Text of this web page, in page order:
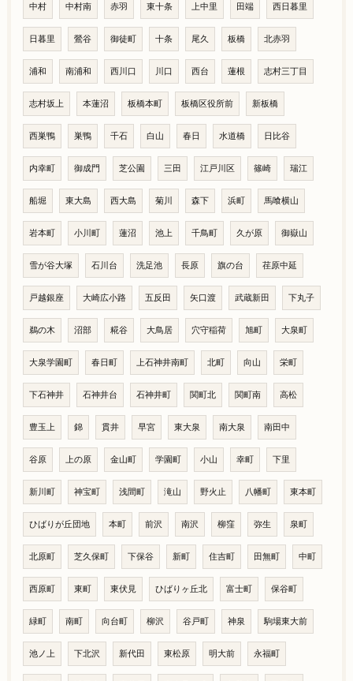
中村 中村南 赤羽 東十条 上中里 田端 西日暮里
日暮里 鶯谷 御徒町 十条 尾久 板橋 北赤羽
浦和 南浦和 西川口 川口 西台 蓮根 志村三丁目
志村坂上 本蓮沼 板橋本町 板橋区役所前 新板橋
西巣鴨 巣鴨 千石 白山 春日 水道橋 日比谷
内幸町 御成門 芝公園 三田 江戸川区 篠崎 瑞江
船堀 東大島 西大島 菊川 森下 浜町 馬喰横山
岩本町 小川町 蓮沼 池上 千鳥町 久が原 御嶽山
雪が谷大塚 石川台 洗足池 長原 旗の台 荏原中延
戸越銀座 大崎広小路 五反田 矢口渡 武蔵新田 下丸子
鵜の木 沼部 糀谷 大鳥居 穴守稲荷 旭町 大泉町
大泉学園町 春日町 上石神井南町 北町 向山 栄町
下石神井 石神井台 石神井町 関町北 関町南 高松
豊玉上 錦 貫井 早宮 東大泉 南大泉 南田中
谷原 上の原 金山町 学園町 小山 幸町 下里
新川町 神宝町 浅間町 滝山 野火止 八幡町 東本町
ひばりが丘団地 本町 前沢 南沢 柳窪 弥生 泉町
北原町 芝久保町 下保谷 新町 住吉町 田無町 中町
西原町 東町 東伏見 ひばりヶ丘北 富士町 保谷町
緑町 南町 向台町 柳沢 谷戸町 神泉 駒場東大前
池ノ上 下北沢 新代田 東松原 明大前 永福町